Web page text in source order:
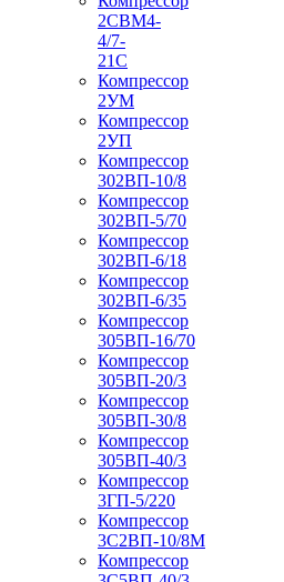
2СВМ4-
4/7-
21С
Компрессор
2УМ
Компрессор
2УП
Компрессор
302ВП-10/8
Компрессор
302ВП-5/70
Компрессор
302ВП-6/18
Компрессор
302ВП-6/35
Компрессор
305ВП-16/70
Компрессор
305ВП-20/3
Компрессор
305ВП-30/8
Компрессор
305ВП-40/3
Компрессор
3ГП-5/220
Компрессор
3С2ВП-10/8М
Компрессор